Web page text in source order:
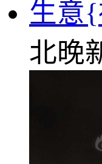
生意{
北晚